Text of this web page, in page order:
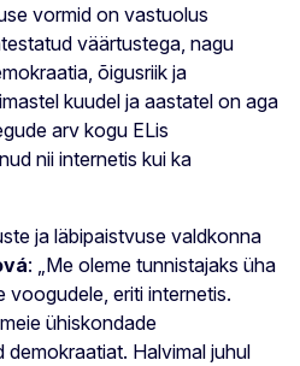
vormid on vastuolus
väärtustega, nagu
õigusriik ja
kuudel ja aastatel on aga
arv kogu ELis
nii internetis kui ka
ja läbipaistvuse valdkonna
: „Me oleme tunnistajaks üha
eriti internetis.
ühiskondade
Halvimal juhul